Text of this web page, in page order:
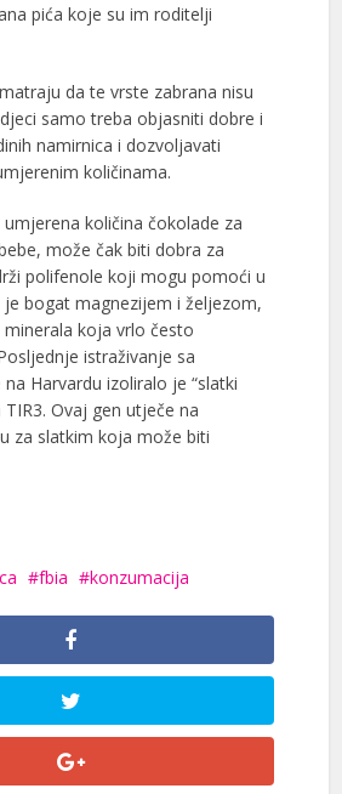
pića koje su im roditelji
da te vrste zabrana nisu
samo treba objasniti dobre i
namirnica i dozvoljavati
količinama.
umjerena količina čokolade za
može čak biti dobra za
polifenole koji mogu pomoći u
je bogat magnezijem i željezom,
koja vrlo često
istraživanje sa
Harvardu izoliralo je “slatki
TIR3. Ovaj gen utječe na
za slatkim koja može biti
fbia konzumacija